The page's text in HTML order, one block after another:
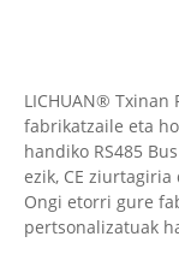
LICHUAN® Txinan
fabrikatzaile eta
handiko RS485
ezik, CE
Ongi etorri gure
pertsonalizatuak